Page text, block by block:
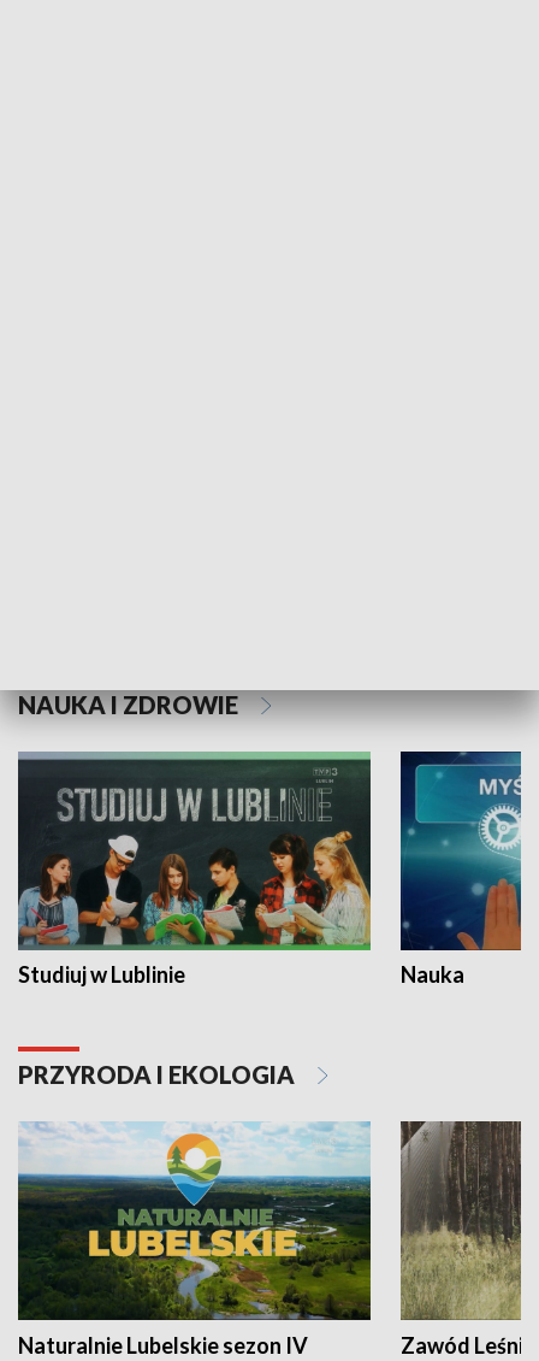
NAUKA I ZDROWIE
Studiuj w Lublinie Nauka
PRZYRODA I EKOLOGIA
Naturalnie Lubelskie sezon IV Zawód Leśnik